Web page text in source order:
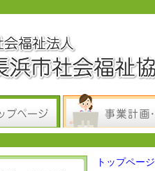
トップページ